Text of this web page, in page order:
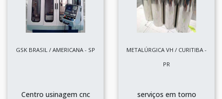
GSK BRASIL / AMERICANA - SP
Centro usinagem cnc
METALÚRGICA VH / CURITIBA -
PR
serviços em torno